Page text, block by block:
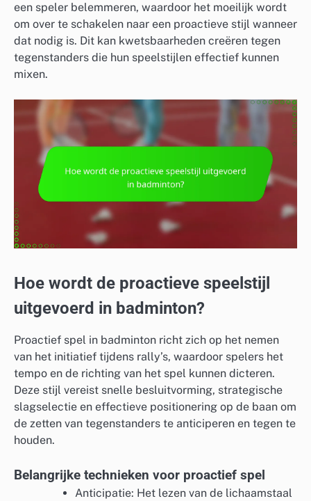
een speler belemmeren, waardoor het moeilijk wordt
om over te schakelen naar een proactieve stijl wanneer
dat nodig is. Dit kan kwetsbaarheden creëren tegen
tegenstanders die hun speelstijlen effectief kunnen
mixen.
Hoe wordt de proactieve speelstijl
uitgevoerd in badminton?
Proactief spel in badminton richt zich op het nemen
van het initiatief tijdens rally’s, waardoor spelers het
tempo en de richting van het spel kunnen dicteren.
Deze stijl vereist snelle besluitvorming, strategische
slagselectie en effectieve positionering op de baan om
de zetten van tegenstanders te anticiperen en tegen te
houden.
Belangrijke technieken voor proactief spel
Anticipatie: Het lezen van de lichaamstaal